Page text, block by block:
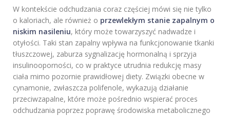
W kontekście odchudzania coraz częściej mówi się nie tylko
o kaloriach, ale również o przewlekłym stanie zapalnym o
niskim nasileniu, który może towarzyszyć nadwadze i
otyłości. Taki stan zapalny wpływa na funkcjonowanie tkanki
tłuszczowej, zaburza sygnalizację hormonalną i sprzyja
insulinooporności, co w praktyce utrudnia redukcję masy
ciała mimo pozornie prawidłowej diety. Związki obecne w
cynamonie, zwłaszcza polifenole, wykazują działanie
przeciwzapalne, które może pośrednio wspierać proces
odchudzania poprzez poprawę środowiska metabolicznego